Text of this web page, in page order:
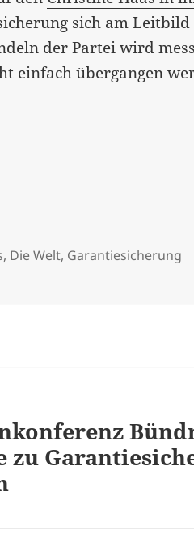
sich am
der Partei wird
einfach übergangen
, Die Welt, Garantiesicherung
zu